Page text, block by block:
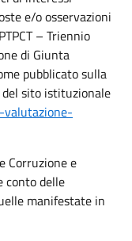
e/o osservazioni
– Triennio
di Giunta
pubblicato sulla
sito istituzionale
valutazione-
Corruzione e
conto delle
manifestate in